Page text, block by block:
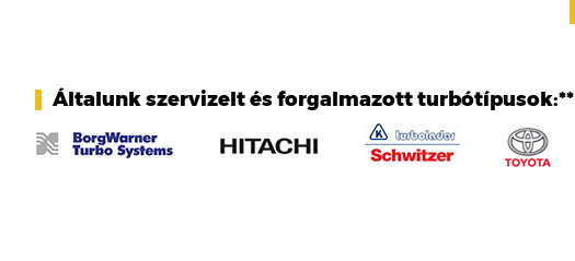
Általunk szervizelt és forgalmazott turbótípusok:**